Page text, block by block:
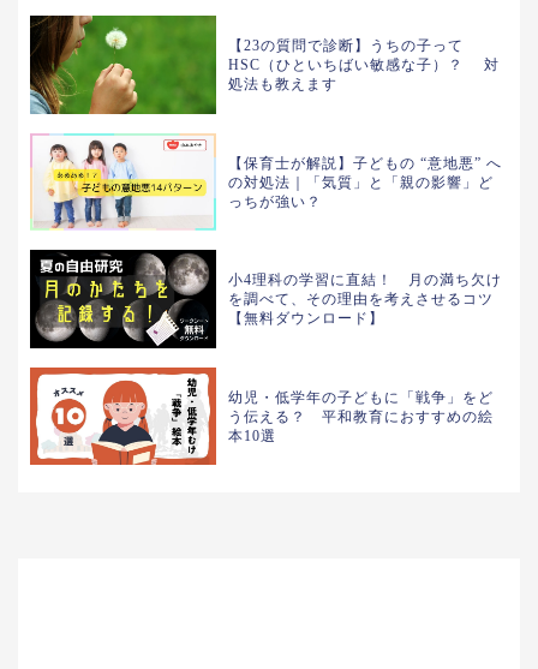
【23の質問で診断】うちの子って
HSC（ひといちばい敏感な子）？ 対
処法も教えます
【保育士が解説】子どもの “意地悪” へ
の対処法｜「気質」と「親の影響」ど
っちが強い？
小4理科の学習に直結！ 月の満ち欠け
を調べて、その理由を考えさせるコツ
【無料ダウンロード】
幼児・低学年の子どもに「戦争」をど
う伝える？ 平和教育におすすめの絵
本10選